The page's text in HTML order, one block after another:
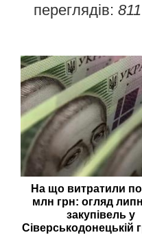
переглядів:811
На що витратили
млн грн: огляд
закупівель у
Сіверськодонецькій